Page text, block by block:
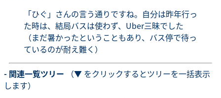
「ひぐ」さんの言う通りですね。自分は昨年行っ
た時は、結局バスは使わず、Uber三昧でした
（まだ暑かったということもあり、バス停で待っ
ているのが耐え難く）
- 関連一覧ツリー （▼ をクリックするとツリーを一括表示
します）